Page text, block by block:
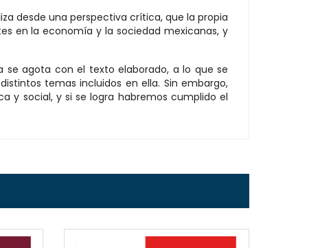
desde una perspectiva crítica, que la propia
en la economía y la sociedad mexicanas, y
agota con el texto elaborado, a lo que se
temas incluidos en ella. Sin embargo,
y social, y si se logra habremos cumplido el